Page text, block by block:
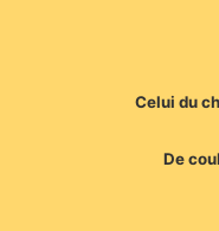
Celui du
De